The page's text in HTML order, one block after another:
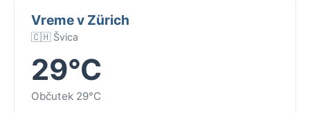
Vreme v Zürich
🇨🇭 Švica
29°C
Občutek 29°C